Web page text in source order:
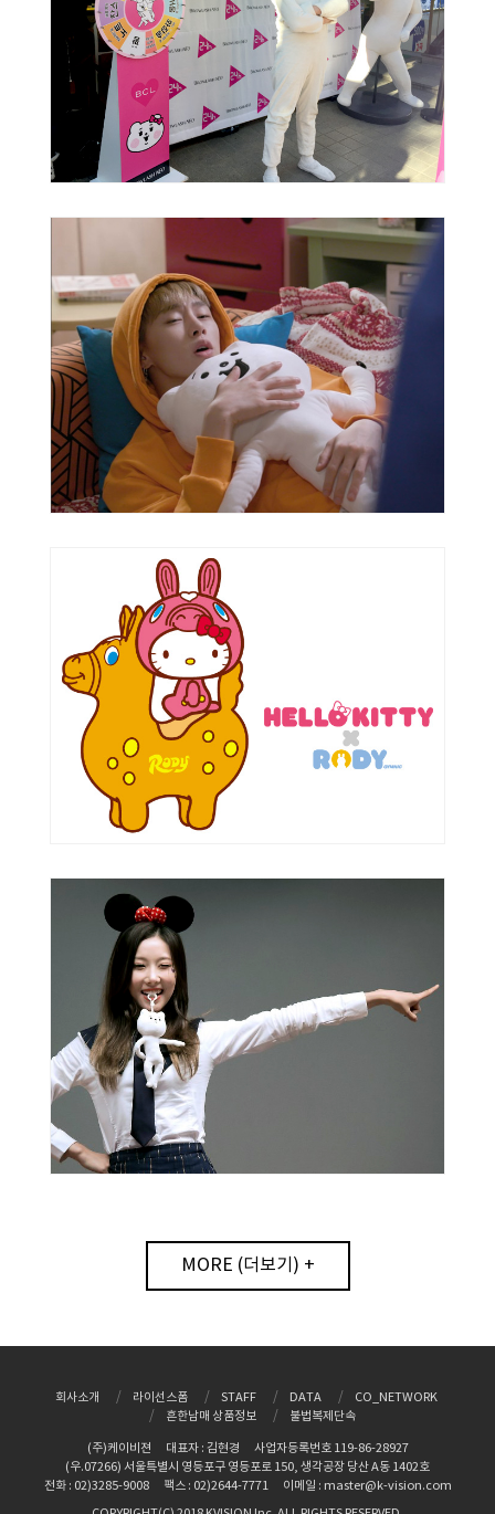
MORE (더보기) +
회사소개 라이선스폼 STAFF DATA
CO_NETWORK
흔한남매 상품정보
불법복제단속
(주)케이비젼 대표자 : 김현경
사업자등록번호 119-86-28927
(우.07266) 서울특별시 영등포구 영등포로 150, 생각공장 당산 A동 1402호
전화 : 02)3285-9008
팩스 : 02)2644-7771
이메일 : master@k-vision.com